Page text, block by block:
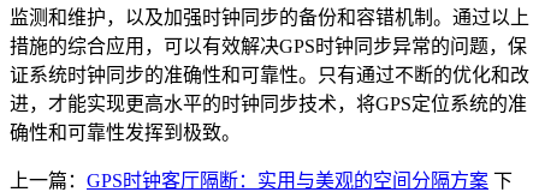
监测和维护，以及加强时钟同步的备份和容错机制。通过以上
措施的综合应用，可以有效解决GPS时钟同步异常的问题，保
证系统时钟同步的准确性和可靠性。只有通过不断的优化和改
进，才能实现更高水平的时钟同步技术，将GPS定位系统的准
确性和可靠性发挥到极致。
上一篇： GPS时钟客厅隔断：实用与美观的空间分隔方案 下